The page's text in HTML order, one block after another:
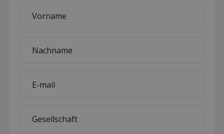
name
name
mail